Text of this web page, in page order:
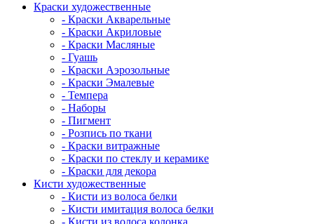
Краски художественные
- Краски Акварельные
- Краски Акриловые
- Краски Масляные
- Гуашь
- Краски Аэрозольные
- Краски Эмалевые
- Темпера
- Наборы
- Пигмент
- Розпись по ткани
- Краски витражные
- Краски по стеклу и керамике
- Краски для декора
Кисти художественные
- Кисти из волоса белки
- Кисти имитация волоса белки
- Кисти из волоса колонка